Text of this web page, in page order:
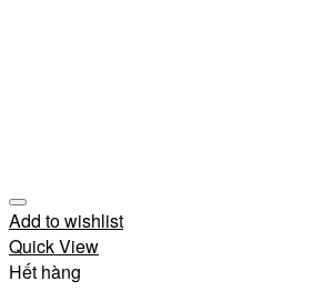
Add to wishlist
Quick View
Hết hàng